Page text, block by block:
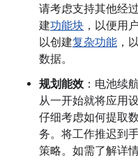
请考虑支持其他经
建功能块 ，以便用
以创建复杂功能 ，
数据。
规划能效：电池续
从一开始就将应用
仔细考虑如何提取
务。将工作推迟到
策略。如需了解详